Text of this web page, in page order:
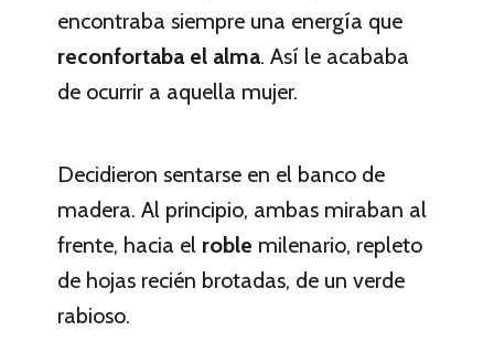
encontraba siempre una energía que
reconfortaba el alma. Así le acababa
de ocurrir a aquella mujer.
Decidieron sentarse en el banco de
madera. Al principio, ambas miraban al
frente, hacia el roble milenario, repleto
de hojas recién brotadas, de un verde
rabioso.